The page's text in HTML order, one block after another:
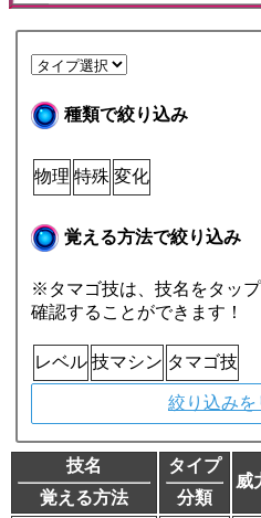
種類で絞り込み
物理 特殊 変化
覚える方法で絞り込み
※タマゴ技は、技名をタッ
確認することができます！
レベル 技マシン タマゴ技
絞り込みを
技名
覚える方法
タイプ
分類
威